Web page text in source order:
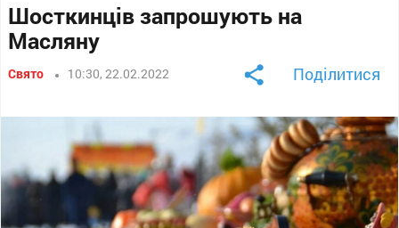
Шосткинців запрошують на
Масляну
Свято 10:30, 22.02.2022 Поділитися